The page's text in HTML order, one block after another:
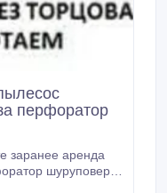
перфоратор
заранее аренда
шуруповерт